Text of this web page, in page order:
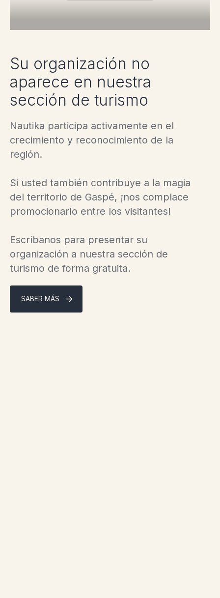
Su organización no
aparece en nuestra
sección de turismo
Nautika participa activamente en el
crecimiento y reconocimiento de la
región.
Si usted también contribuye a la magia
del territorio de Gaspé, ¡nos complace
promocionarlo entre los visitantes!
Escríbanos para presentar su
organización a nuestra sección de
turismo de forma gratuita.
SABER MÁS